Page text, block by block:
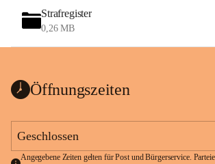
Strafregister
0,26 MB
Öffnungszeiten
Geschlossen
Angegebene Zeiten gelten für Post und Bürgerservice.